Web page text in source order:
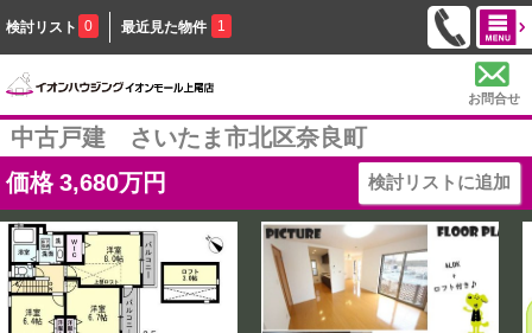
検討リスト 0 最近見た物件 1
お問合せ
中古戸建 さいたま市北区奈良町
価格 3,680万円 検討リストに追加